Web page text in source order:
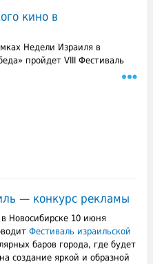
кино в
Недели Израиля в
пройдет VIII Фестиваль
— конкурс рекламы
Новосибирске 10 июня
Фестиваль израильской
баров города, где будет
создание яркой и образной